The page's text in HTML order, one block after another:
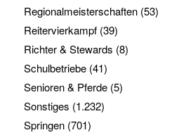
Regionalmeisterschaften(53)
Reitervierkampf(39)
Richter & Stewards (8)
Schulbetriebe(41)
Senioren & Pferde(5)
Sonstiges (1.232)
Springen(701)